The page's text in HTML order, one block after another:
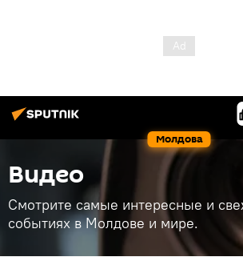
Молдова
Видео
Смотрите самые интересные и
событиях в Молдове и мире.